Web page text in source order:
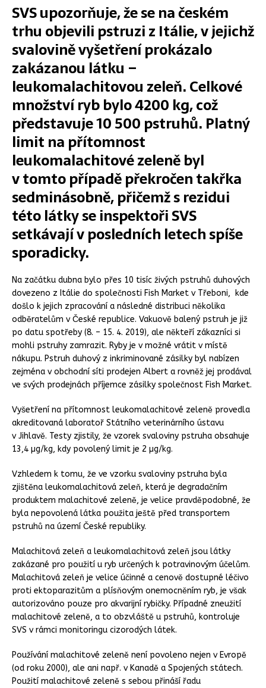
SVS upozorňuje, že se na českém
trhu objevili pstruzi z Itálie, v jejichž
svalovině vyšetření prokázalo
zakázanou látku –
leukomalachitovou zeleň. Celkové
množství ryb bylo 4200 kg, což
představuje 10 500 pstruhů. Platný
limit na přítomnost
leukomalachitové zeleně byl
v tomto případě překročen takřka
sedminásobně, přičemž s rezidui
této látky se inspektoři SVS
setkávají v posledních letech spíše
sporadicky.
Na začátku dubna bylo přes 10 tisíc živých pstruhů duhových
dovezeno z Itálie do společnosti Fish Market v Třeboni, kde
došlo k jejich zpracování a následné distribuci několika
odběratelům v České republice. Vakuově balený pstruh je již
po datu spotřeby (8. – 15. 4. 2019), ale někteří zákazníci si
mohli pstruhy zamrazit. Ryby je v možné vrátit v místě
nákupu. Pstruh duhový z inkriminované zásilky byl nabízen
zejména v obchodní síti prodejen Albert a rovněž jej prodával
ve svých prodejnách příjemce zásilky společnost Fish Market.
Vyšetření na přítomnost leukomalachitové zeleně provedla
akreditovaná laboratoř Státního veterinárního ústavu
v Jihlavě. Testy zjistily, že vzorek svaloviny pstruha obsahuje
13,4 µg/kg, kdy povolený limit je 2 µg/kg.
Vzhledem k tomu, že ve vzorku svaloviny pstruha byla
zjištěna leukomalachitová zeleň, která je degradačním
produktem malachitové zeleně, je velice pravděpodobné, že
byla nepovolená látka použita ještě před transportem
pstruhů na území České republiky.
Malachitová zeleň a leukomalachitová zeleň jsou látky
zakázané pro použití u ryb určených k potravinovým účelům.
Malachitová zeleň je velice účinné a cenově dostupné léčivo
proti ektoparazitům a plísňovým onemocněním ryb, je však
autorizováno pouze pro akvarijní rybičky. Případné zneužití
malachitové zeleně, a to obzvláště u pstruhů, kontroluje
SVS v rámci monitoringu cizorodých látek.
Používání malachitové zeleně není povoleno nejen v Evropě
(od roku 2000), ale ani např. v Kanadě a Spojených státech.
Použití malachitové zeleně s sebou přináší řadu